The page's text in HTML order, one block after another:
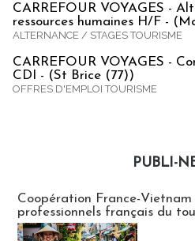
CARREFOUR VOYAGES -
ressources humaines H/F -
ALTERNANCE / STAGES TOURISME
CARREFOUR VOYAGES -
CDI - (St Brice (77))
OFFRES D'EMPLOI TOURISME
PUBLI-
Coopération France-
professionnels français du